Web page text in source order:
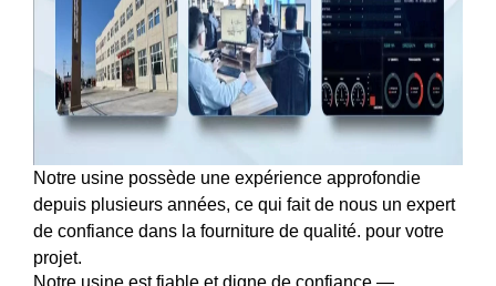
Notre usine possède une expérience approfondie
depuis plusieurs années, ce qui fait de nous un expert
de confiance dans la fourniture de qualité. pour votre
projet.
Notre usine est fiable et digne de confiance —